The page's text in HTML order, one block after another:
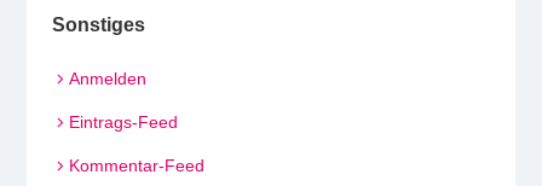
Sonstiges
Anmelden
Eintrags-Feed
Kommentar-Feed